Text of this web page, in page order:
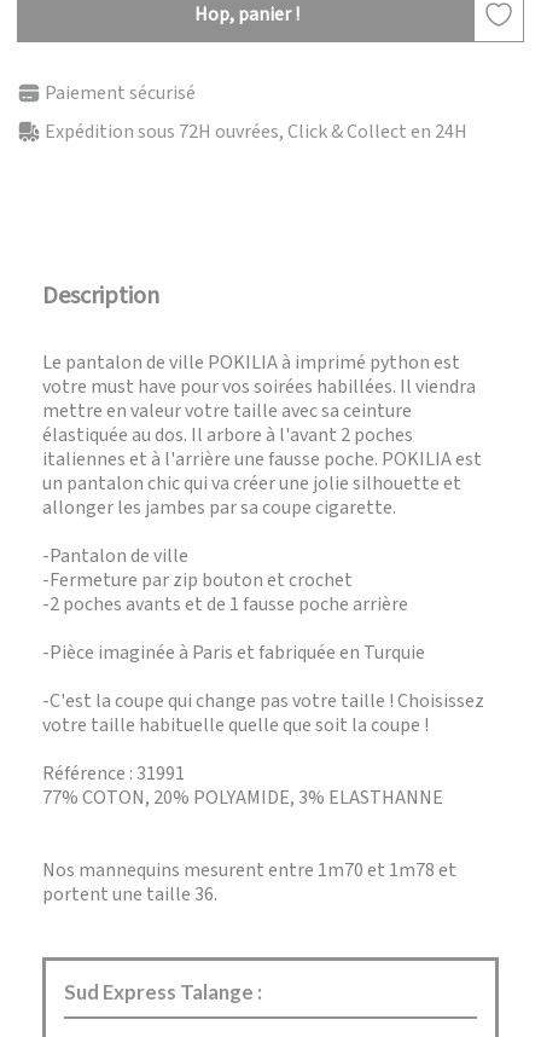
Hop, panier !
Paiement sécurisé
Expédition sous 72H ouvrées, Click & Collect en 24H
Description
Le pantalon de ville POKILIA à imprimé python est
votre must have pour vos soirées habillées. Il viendra
mettre en valeur votre taille avec sa ceinture
élastiquée au dos. Il arbore à l'avant 2 poches
italiennes et à l'arrière une fausse poche. POKILIA est
un pantalon chic qui va créer une jolie silhouette et
allonger les jambes par sa coupe cigarette.
-Pantalon de ville
-Fermeture par zip bouton et crochet
-2 poches avants et de 1 fausse poche arrière
-Pièce imaginée à Paris et fabriquée en Turquie
-C'est la coupe qui change pas votre taille ! Choisissez
votre taille habituelle quelle que soit la coupe !
Référence : 31991
77% COTON, 20% POLYAMIDE, 3% ELASTHANNE
Nos mannequins mesurent entre 1m70 et 1m78 et
portent une taille 36.
Sud Express Talange :